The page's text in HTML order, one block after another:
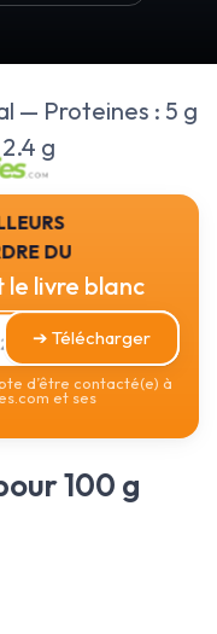
— Proteines : 5 g
g
du
livre blanc
➔ Télécharger
d’être contacté(e) à
et ses
100 g